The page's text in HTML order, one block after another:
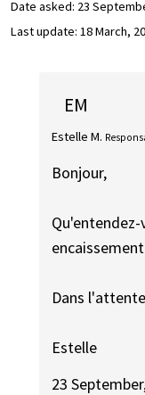
Date asked: 23
Last update: 18 March,
EM
Estelle M.
Bonjour,
Dans
Estelle
23